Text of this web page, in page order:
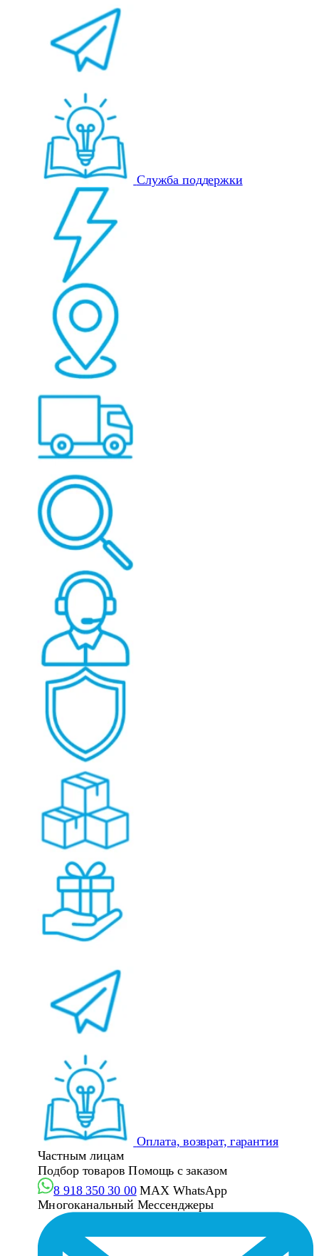
Служба поддержки
Оплата, возврат, гарантия
Частным лицам
Подбор товаров Помощь с заказом
8 918 350 30 00 MAX WhatsApp
Многоканальный Мессенджеры